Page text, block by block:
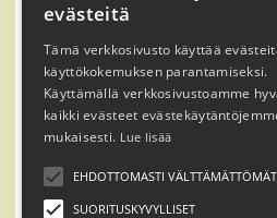
elokuu 2026
ma
ti ke to
3
4 5 6
10
11 12
evästeitä
Tämä verkkosivusto käyttää
käyttökokemuksen parantamiseksi.
Käyttämällä verkkosivustoamme
kaikki evästeet
mukaisesti. Lue lisää
EHDOTTOMASTI VÄLTTÄMÄTTÖMÄT
SUORITUSKYVYLLISET